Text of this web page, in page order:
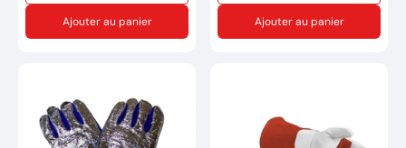
Ajouter au panier Ajouter au panier